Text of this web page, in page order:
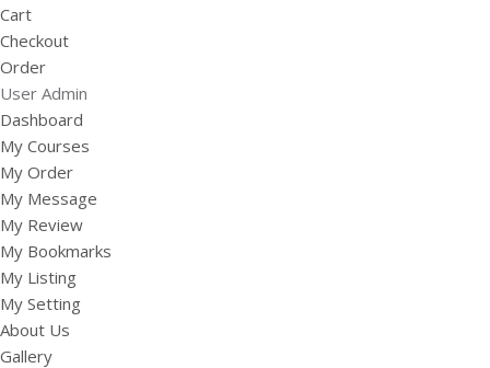
Cart
Checkout
Order
User Admin
Dashboard
My Courses
My Order
My Message
My Review
My Bookmarks
My Listing
My Setting
About Us
Gallery